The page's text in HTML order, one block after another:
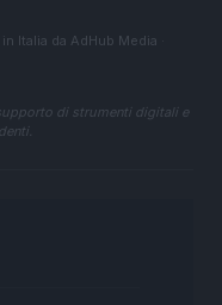
Italia da AdHub Media
di strumenti digitali e